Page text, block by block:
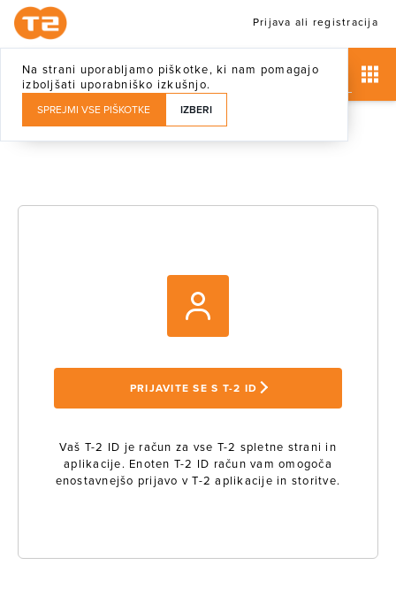
Na strani uporabljamo piškotke, ki nam pomagajo
izboljšati uporabniško izkušnjo.
SPREJMI VSE PIŠKOTKE IZBERI
Prijava ali registracija
PRIJAVITE SE S T-2 ID
Vaš T-2 ID je račun za vse T-2 spletne strani in
aplikacije. Enoten T-2 ID račun vam omogoča
enostavnejšo prijavo v T-2 aplikacije in storitve.